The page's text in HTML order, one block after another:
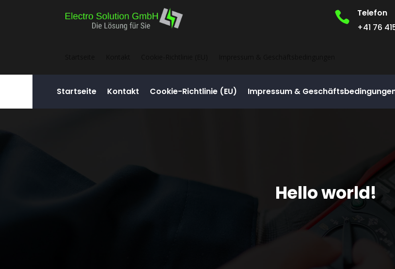

Telefon
+41 76
Startseite Kontakt Cookie-Richtlinie (EU) Impressum &
Hello world!